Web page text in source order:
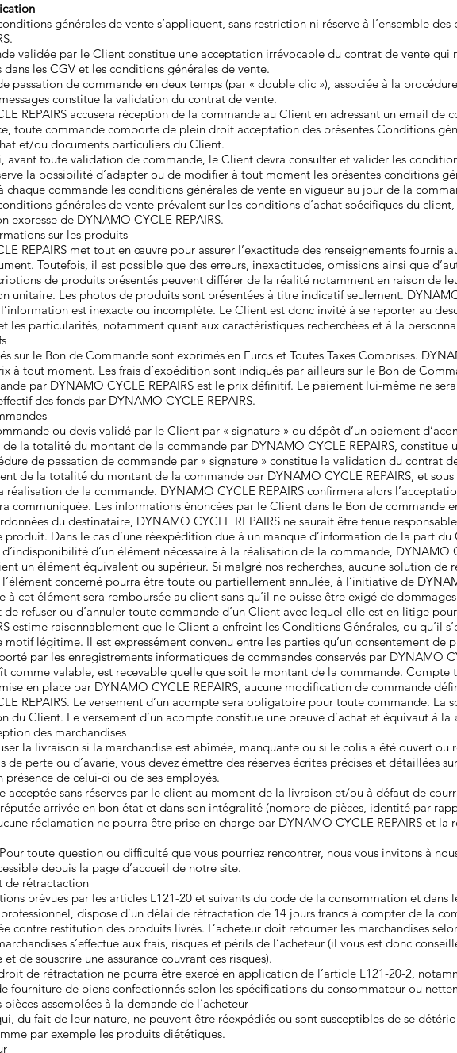
générales de vente s’appliquent, sans restriction ni réserve à l’ensemble
validée par le Client constitue une acceptation irrévocable du contrat de vente qui
dans les CGV et les conditions générales de vente.
passation de commande en deux temps (par « double clic »), associée à la
constitue la validation du contrat de vente.
REPAIRS accusera réception de la commande au Client en adressant un email de
toute commande comporte de plein droit acceptation des présentes Conditions
et/ou documents particuliers du Client.
avant toute validation de commande, le Client devra consulter et valider les
la possibilité d’adapter ou de modifier à tout moment les présentes conditions
chaque commande les conditions générales de vente en vigueur au jour de la
générales de vente prévalent sur les conditions d’achat spécifiques du
expresse de DYNAMO CYCLE REPAIRS.
sur les produits
REPAIRS met tout en œuvre pour assurer l’exactitude des renseignements fournis
Toutefois, il est possible que des erreurs, inexactitudes, omissions ainsi que
de produits présentés peuvent différer de la réalité notamment en raison de
unitaire. Les photos de produits sont présentées à titre indicatif seulement.
est inexacte ou incomplète. Le Client est donc invité à se reporter au
les particularités, notamment quant aux caractéristiques recherchées et à la
sur le Bon de Commande sont exprimés en Euros et Toutes Taxes Comprises.
à tout moment. Les frais d’expédition sont indiqués par ailleurs sur le Bon de
par DYNAMO CYCLE REPAIRS est le prix définitif. Le paiement lui-même ne
des fonds par DYNAMO CYCLE REPAIRS.
ou devis validé par le Client par « signature » ou dépôt d’un paiement
de la totalité du montant de la commande par DYNAMO CYCLE REPAIRS,
de passation de commande par « signature » constitue la validation du contrat
de la totalité du montant de la commande par DYNAMO CYCLE REPAIRS, et
réalisation de la commande. DYNAMO CYCLE REPAIRS confirmera alors
communiquée. Les informations énoncées par le Client dans le Bon de commande
du destinataire, DYNAMO CYCLE REPAIRS ne saurait être tenue
produit. Dans le cas d’une réexpédition due à un manque d’information de la part
d’indisponibilité d’un élément nécessaire à la réalisation de la commande, DYNAMO
un élément équivalent ou supérieur. Si malgré nos recherches, aucune solution
concerné pourra être toute ou partiellement annulée, à l’initiative de
à cet élément sera remboursée au client sans qu’il ne puisse être exigé de
de refuser ou d’annuler toute commande d’un Client avec lequel elle est en litige
estime raisonnablement que le Client a enfreint les Conditions Générales, ou qu’il
légitime. Il est expressément convenu entre les parties qu’un consentement de
par les enregistrements informatiques de commandes conservés par DYNAMO
comme valable, est recevable quelle que soit le montant de la commande.
en place par DYNAMO CYCLE REPAIRS, aucune modification de commande
REPAIRS. Le versement d’un acompte sera obligatoire pour toute commande. La
du Client. Le versement d’un acompte constitue une preuve d’achat et équivaut à
des marchandises
la livraison si la marchandise est abîmée, manquante ou si le colis a été ouvert ou
de perte ou d’avarie, vous devez émettre des réserves écrites précises et détaillées
présence de celui-ci ou de ses employés.
acceptée sans réserves par le client au moment de la livraison et/ou à défaut de
arrivée en bon état et dans son intégralité (nombre de pièces, identité par
réclamation ne pourra être prise en charge par DYNAMO CYCLE REPAIRS et la
toute question ou difficulté que vous pourriez rencontrer, nous vous invitons à
depuis la page d’accueil de notre site.
de rétractaction
prévues par les articles L121-20 et suivants du code de la consommation et dans
professionnel, dispose d’un délai de rétractation de 14 jours francs à compter de la
contre restitution des produits livrés. L’acheteur doit retourner les marchandises
s’effectue aux frais, risques et périls de l’acheteur (il vous est donc
de souscrire une assurance couvrant ces risques).
de rétractation ne pourra être exercé en application de l’article L121-20-2,
fourniture de biens confectionnés selon les spécifications du consommateur ou
assemblées à la demande de l’acheteur
du fait de leur nature, ne peuvent être réexpédiés ou sont susceptibles de se
par exemple les produits diététiques.